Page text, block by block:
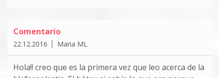
Comentario
22.12.2016 Maria ML
Hola!! creo que es la primera vez que leo acerca de la